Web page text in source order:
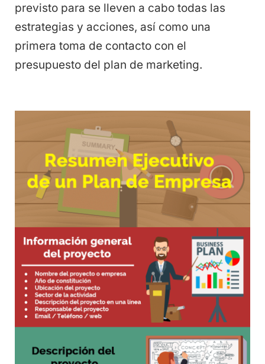
previsto para se lleven a cabo todas las
estrategias y acciones, así como una
primera toma de contacto con el
presupuesto del plan de marketing.